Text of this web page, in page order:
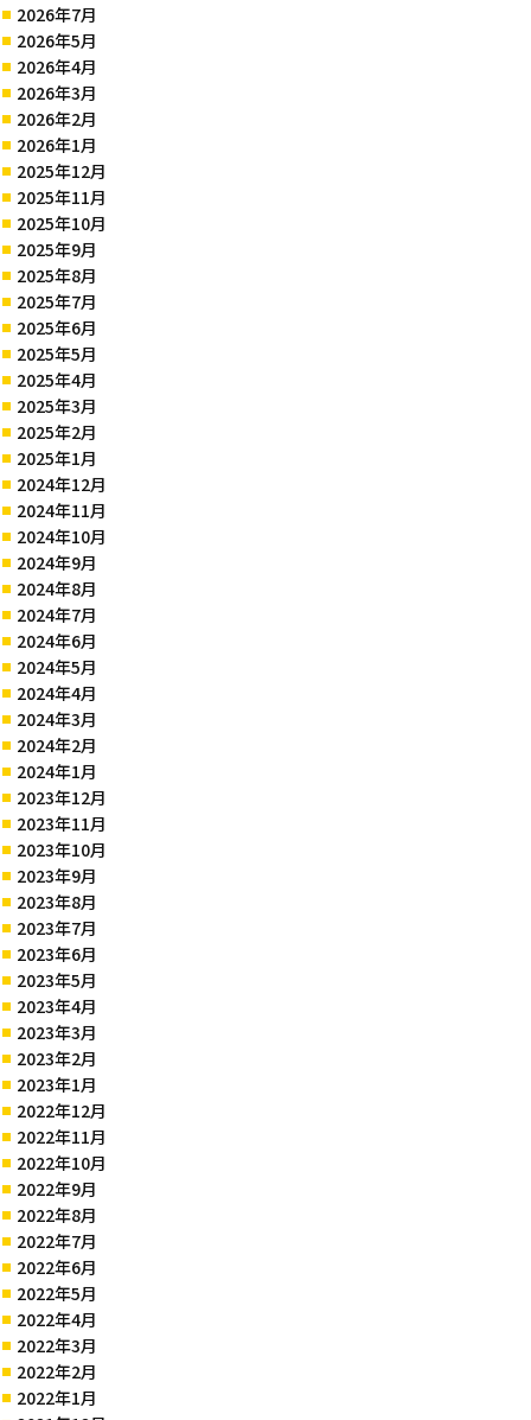
2026年7月
2026年5月
2026年4月
2026年3月
2026年2月
2026年1月
2025年12月
2025年11月
2025年10月
2025年9月
2025年8月
2025年7月
2025年6月
2025年5月
2025年4月
2025年3月
2025年2月
2025年1月
2024年12月
2024年11月
2024年10月
2024年9月
2024年8月
2024年7月
2024年6月
2024年5月
2024年4月
2024年3月
2024年2月
2024年1月
2023年12月
2023年11月
2023年10月
2023年9月
2023年8月
2023年7月
2023年6月
2023年5月
2023年4月
2023年3月
2023年2月
2023年1月
2022年12月
2022年11月
2022年10月
2022年9月
2022年8月
2022年7月
2022年6月
2022年5月
2022年4月
2022年3月
2022年2月
2022年1月